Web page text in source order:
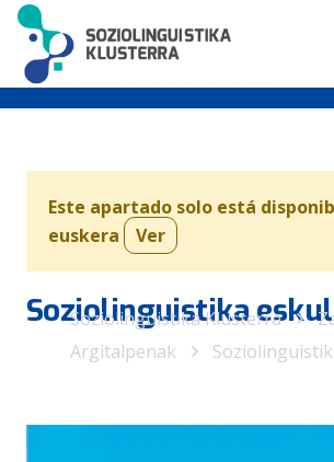
Este apartado solo está
euskera
Ver
Soziolinguistika
Soziolinguistika Klusterra
Argitalpenak